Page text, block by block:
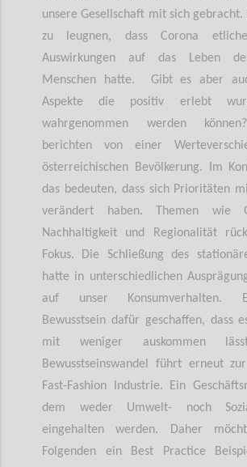
unsere Gesellschaft mit sich gebracht.
zu leugnen, dass Corona
Auswirkungen auf das Leben
Menschen hatte. Gibt es aber
Aspekte die positiv erlebt
wahrgenommen werden
berichten von einer
österreichischen Bevölkerung. Im
das bedeuten, dass sich Prioritäten
verändert haben. Themen wie
Nachhaltigkeit und Regionalität
Fokus. Die Schließung des
hatte in unterschiedlichen
auf unser Konsumverhalten.
Bewusstsein dafür geschaffen, dass
mit weniger auskommen
Bewusstseinswandel führt erneut
Fast-Fashion Industrie. Ein
dem weder Umwelt- noch
eingehalten werden. Daher
Folgenden ein Best Practice